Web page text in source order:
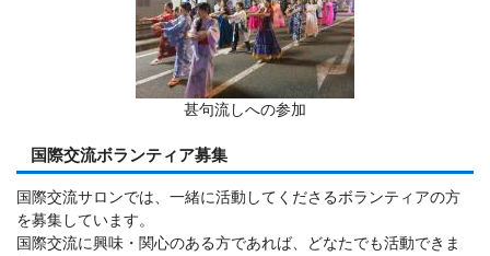
甚句流しへの参加
国際交流ボランティア募集
国際交流サロンでは、一緒に活動してくださるボランティアの方
を募集しています。
国際交流に興味・関心のある方であれば、どなたでも活動できま